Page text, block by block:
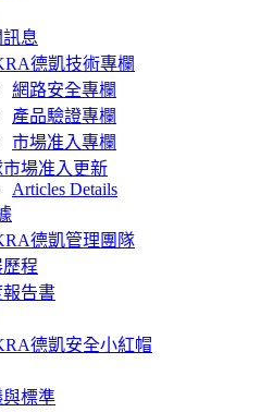
息
德凱技術專欄
網路安全專欄
產品驗證專欄
市場准入專欄
場准入更新
Articles Details
德凱管理團隊
程
告書
德凱安全小紅帽
標準